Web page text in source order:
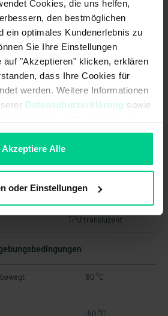
Cookies, die uns helfen,
den bestmöglichen
ein optimales Kundenerlebnis zu
Sie Ihre Einstellungen
auf "Akzeptieren" klicken, erklären
dass Ihre Cookies für
werden. Weitere Informationen
Datenschutzerklärung sowie
von Cookies hier
Akzeptiere Alle
oder Einstellungen
Daten
50 V AC
1500 V
PUR
TPU transluzent
80 °C
-50 °C